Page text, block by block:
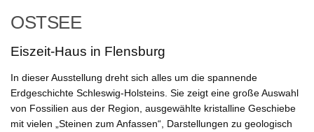
OSTSEE
Eiszeit-Haus in Flensburg
In dieser Ausstellung dreht sich alles um die spannende
Erdgeschichte Schleswig-Holsteins. Sie zeigt eine große Auswahl
von Fossilien aus der Region, ausgewählte kristalline Geschiebe
mit vielen „Steinen zum Anfassen“, Darstellungen zu geologisch